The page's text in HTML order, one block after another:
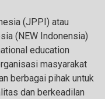
(JPPI) atau
(NEW Indonensia)
education
masyarakat
berbagai pihak untuk
dan berkeadilan